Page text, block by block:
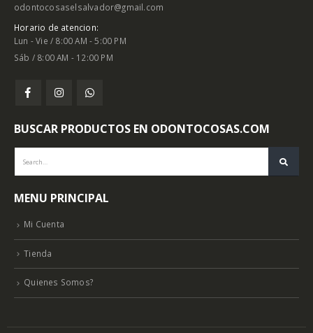
odontocosaselsalvador@gmail.com
Horario de atencion:
Lun - Vie / 8:00 AM - 5:00 PM
Sáb / 8:00 AM - 12:00 PM
BUSCAR PRODUCTOS EN ODONTOCOSAS.COM
MENU PRINCIPAL
Mi Cuenta
Tienda
Quienes Somos?